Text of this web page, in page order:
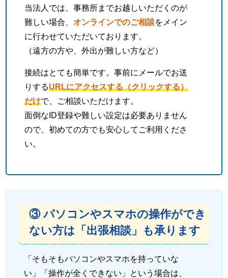
当法人では、事務所までお越しいただくのが
難しい場合、オンラインでのご相談をメイン
に行わせていただいております。
（遠方の方や、外出が難しい方など）
接続はとても簡単です。事前にメールでお送
りするURLにアクセスする（クリックする）
だけで、ご相談いただけます。
面倒なID登録や難しい設定は必要ありません
ので、初めての方でも安心してご利用くださ
い。
③ パソコンやスマホの操作ができ
ない方は「出張相談」も承ります
「そもそもパソコンやスマホを持っていな
い」「操作が全くできない」という場合は、